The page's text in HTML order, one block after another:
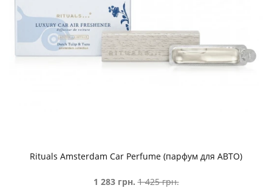
Rituals Amsterdam Car Perfume (парфум для АВТО)
1 283 грн. 1 425 грн.